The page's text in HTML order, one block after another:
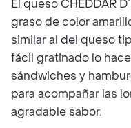
El queso CHEDDAR
graso de color
similar al del queso
fácil gratinado lo
sándwiches y
para acompañar las
agradable sabor.